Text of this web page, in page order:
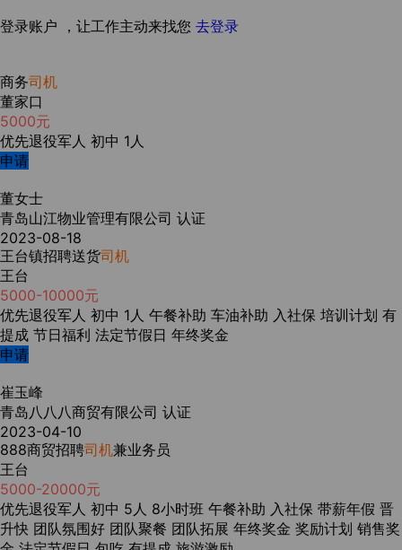
登录账户 ，让工作主动来找您 去登录
商务司机
董家口
5000元
优先退役军人 初中 1人
申请
董女士
青岛山江物业管理有限公司 认证
2023-08-18
王台镇招聘送货司机
王台
5000-10000元
优先退役军人 初中 1人 午餐补助 车油补助 入社保 培训计划 有
提成 节日福利 法定节假日 年终奖金
申请
崔玉峰
青岛八八八商贸有限公司 认证
2023-04-10
888商贸招聘司机兼业务员
王台
5000-20000元
优先退役军人 初中 5人 8小时班 午餐补助 入社保 带薪年假 晋
升快 团队氛围好 团队聚餐 团队拓展 年终奖金 奖励计划 销售奖